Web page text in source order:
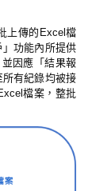
上傳的Excel檔
功能內所提供
因應「結果報
有紀錄均被接
檔案，整批